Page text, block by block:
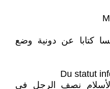
فرنسا كتابا عن دونية وضع
Du statut
نصف الرجل فى